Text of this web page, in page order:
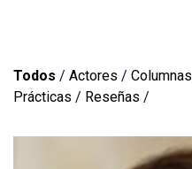
Todos / Actores / Columnas
Prácticas / Reseñas /